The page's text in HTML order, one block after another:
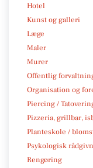
Hotel
Kunst og galleri
Læge
Maler
Murer
Offentlig
Organisation og
Piercing /
Pizzeria, grillbar,
Planteskole /
Psykologisk
Rengøring